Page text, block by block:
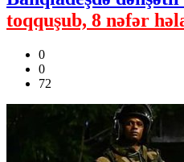
toqquşub, 8 nəfər
0
0
72